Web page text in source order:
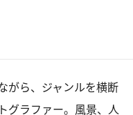
がら、ジャンルを横断
グラファー。風景、人